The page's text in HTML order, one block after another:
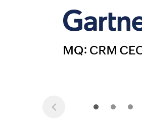
Previous